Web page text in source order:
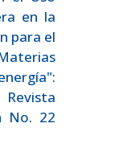
en la
para el
No. 22